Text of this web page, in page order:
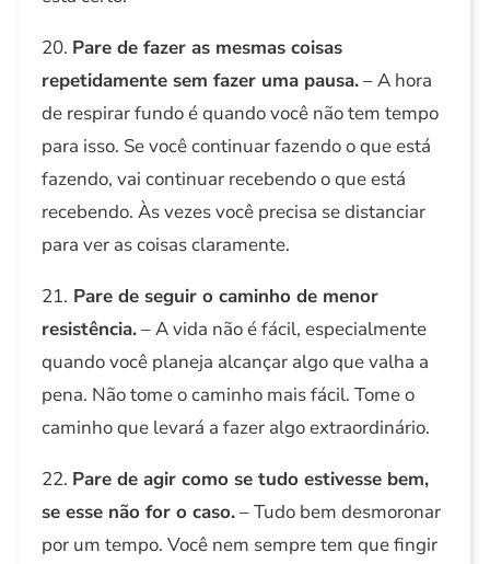
20. Pare de fazer as mesmas coisas
repetidamente sem fazer uma pausa.– A hora
de respirar fundo é quando você não tem tempo
para isso. Se você continuar fazendo o que está
fazendo, vai continuar recebendo o que está
recebendo. Às vezes você precisa se distanciar
para ver as coisas claramente.
21. Pare de seguir o caminho de menor
resistência.– A vida não é fácil, especialmente
quando você planeja alcançar algo que valha a
pena. Não tome o caminho mais fácil. Tome o
caminho que levará a fazer algo extraordinário.
22. Pare de agir como se tudo estivesse bem,
se esse não for o caso.– Tudo bem desmoronar
por um tempo. Você nem sempre tem que fingir